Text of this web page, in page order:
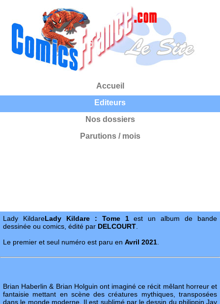
Accueil
Editeurs
Nos dossiers
Parutions / mois
Lady KildareLady Kildare : Tome 1est un album de bande
dessinée ou comics, édité par DELCOURT
Le premier et seul numéro est paru en Avril 2021
Brian Haberlin & Brian Holguin ont imaginé ce récit mêlant horreur et
fantaisie mettant en scène des créatures mythiques, transposées
dans le monde moderne. Il est sublimé par le dessin du philippin Jay